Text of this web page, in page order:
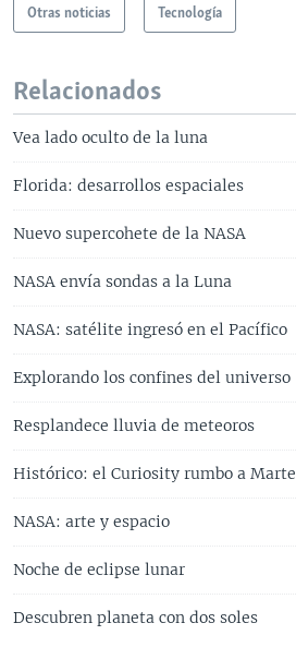
Otras noticias Tecnología
Relacionados
Vea lado oculto de la luna
Florida: desarrollos espaciales
Nuevo supercohete de la NASA
NASA envía sondas a la Luna
NASA: satélite ingresó en el Pacífico
Explorando los confines del universo
Resplandece lluvia de meteoros
Histórico: el Curiosity rumbo a Marte
NASA: arte y espacio
Noche de eclipse lunar
Descubren planeta con dos soles